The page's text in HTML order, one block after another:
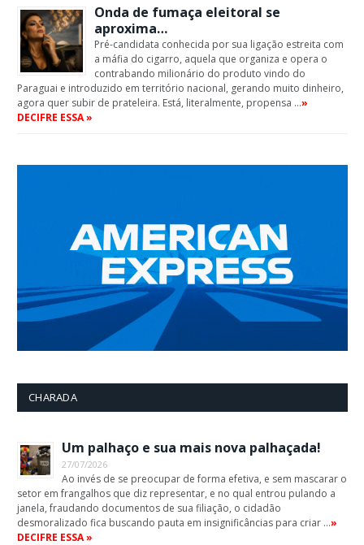
Onda de fumaça eleitoral se
aproxima…
Pré-candidata conhecida por sua ligação estreita com
a máfia do cigarro, aquela que organiza e opera o
contrabando milionário do produto vindo do
Paraguai e introduzido em território nacional, gerando muito dinheiro,
agora quer subir de prateleira. Está, literalmente, propensa …»
DECIFRE ESSA »
CHARADA
Um palhaço e sua mais nova palhaçada!
27/07/2026
Ao invés de se preocupar de forma efetiva, e sem mascarar o
setor em frangalhos que diz representar, e no qual entrou pulando a
janela, fraudando documentos de sua filiação, o cidadão
desmoralizado fica buscando pauta em insignificâncias para criar …»
DECIFRE ESSA »